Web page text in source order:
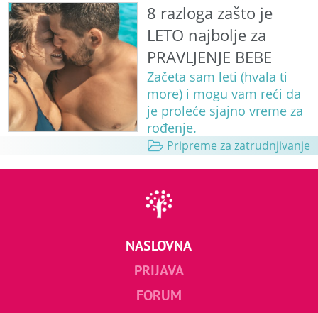
8 razloga zašto je
LETO najbolje za
PRAVLJENJE BEBE
Začeta sam leti (hvala ti
more) i mogu vam reći da
je proleće sjajno vreme za
rođenje.
Pripreme za zatrudnjivanje
NASLOVNA
PRIJAVA
FORUM